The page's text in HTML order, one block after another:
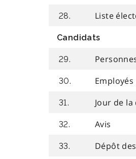
28. Liste
Candidats
29.
30.
31. Jour de
32. Avis
33. Dépôt